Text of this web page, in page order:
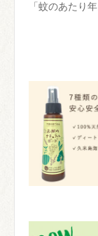
「蚊のあたり